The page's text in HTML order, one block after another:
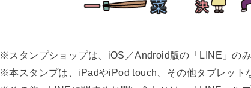
※スタンプショップは、iOS／Android版の「LINE」のみ
※本スタンプは、iPadやiPod touch、その他タブレット